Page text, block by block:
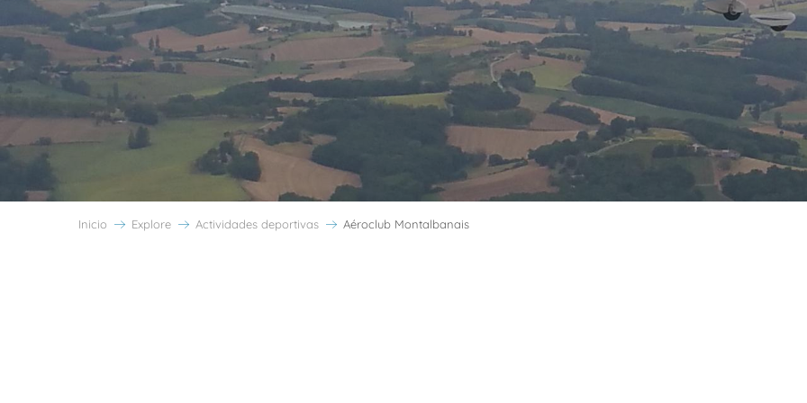
Inicio Explore Actividades deportivas Aéroclub Montalbanais